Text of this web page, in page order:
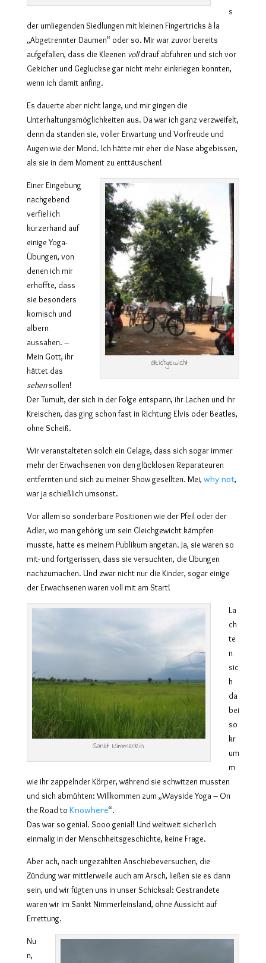
s
der umliegenden Siedlungen mit kleinen Fingertricks à la
„Abgetrennter Daumen“ oder so. Mir war zuvor bereits
aufgefallen, dass die Kleenen volldrauf abfuhren und sich vor
Gekicher und Gegluckse gar nicht mehr einkriegen konnten,
wenn ich damit anfing.
Es dauerte aber nicht lange, und mir gingen die
Unterhaltungsmöglichkeiten aus. Da war ich ganz verzweifelt,
denn da standen sie, voller Erwartung und Vorfreude und
Augen wie der Mond. Ich hätte mir eher die Nase abgebissen,
als sie in dem Moment zu enttäuschen!
Gleichgewicht
Einer Eingebung
nachgebend
verfiel ich
kurzerhand auf
einige Yoga-
Übungen, von
denen ich mir
erhoffte, dass
sie besonders
komisch und
albern
aussahen. –
Mein Gott, ihr
hättet das
sehensollen!
Der Tumult, der sich in der Folge entspann, ihr Lachen und ihr
Kreischen, das ging schon fast in Richtung Elvis oder Beatles,
ohne Scheiß.
Wir veranstalteten solch ein Gelage, dass sich sogar immer
mehr der Erwachsenen von den glücklosen Reparateuren
entfernten und sich zu meiner Show gesellten. Mei, why not,
war ja schießlich umsonst.
Vor allem so sonderbare Positionen wie der Pfeil oder der
Adler, wo man gehörig um sein Gleichgewicht kämpfen
musste, hatte es meinem Publikum angetan. Ja, sie waren so
mit- und fortgerissen, dass sie versuchten, die Übungen
nachzumachen. Und zwar nicht nur die Kinder, sogar einige
der Erwachsenen waren voll mit am Start!
Sankt Nimmerlein
La
ch
te
n
sic
h
da
bei
so
kr
um
m
wie ihr zappelnder Körper, während sie schwitzen mussten
und sich abmühten: Willkommen zum „Wayside Yoga – On
the Road to Knowhere“.
Das war so genial. Sooo genial! Und weltweit sicherlich
einmalig in der Menschheitsgeschichte, keine Frage.
Aber ach, nach ungezählten Anschiebeversuchen, die
Zündung war mittlerweile auch am Arsch, ließen sie es dann
sein, und wir fügten uns in unser Schicksal: Gestrandete
waren wir im Sankt Nimmerleinsland, ohne Aussicht auf
Errettung.
Nu
n,